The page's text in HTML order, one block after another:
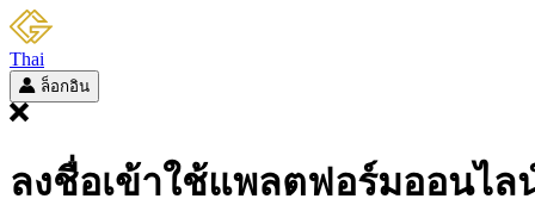
Thai
ล็อกอิน
ลงชื่อเข้าใช้แพลตฟอร์มออนไล